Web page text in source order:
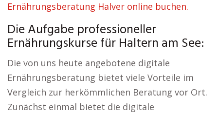
Ernährungsberatung Halver online buchen.
Die Aufgabe professioneller
Ernährungskurse für Haltern am See:
Die von uns heute angebotene digitale
Ernährungsberatung bietet viele Vorteile im
Vergleich zur herkömmlichen Beratung vor Ort.
Zunächst einmal bietet die digitale